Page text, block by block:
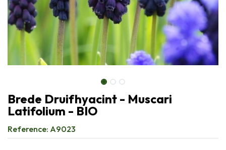
Brede Druifhyacint - Muscari
Latifolium - BIO
Reference: A9023